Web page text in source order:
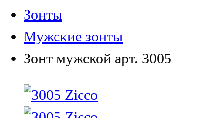
Зонты
Мужские зонты
Зонт мужской арт. 3005